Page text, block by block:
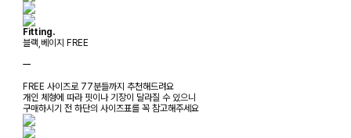
Fitting.
블랙,베이지 FREE
ㅡ
FREE 사이즈로 77분들까지 추천해드려요
개인 체형에 따라 핏이나 기장이 달라질 수 있으니
구매하시기 전 하단의 사이즈표를 꼭 참고해주세요